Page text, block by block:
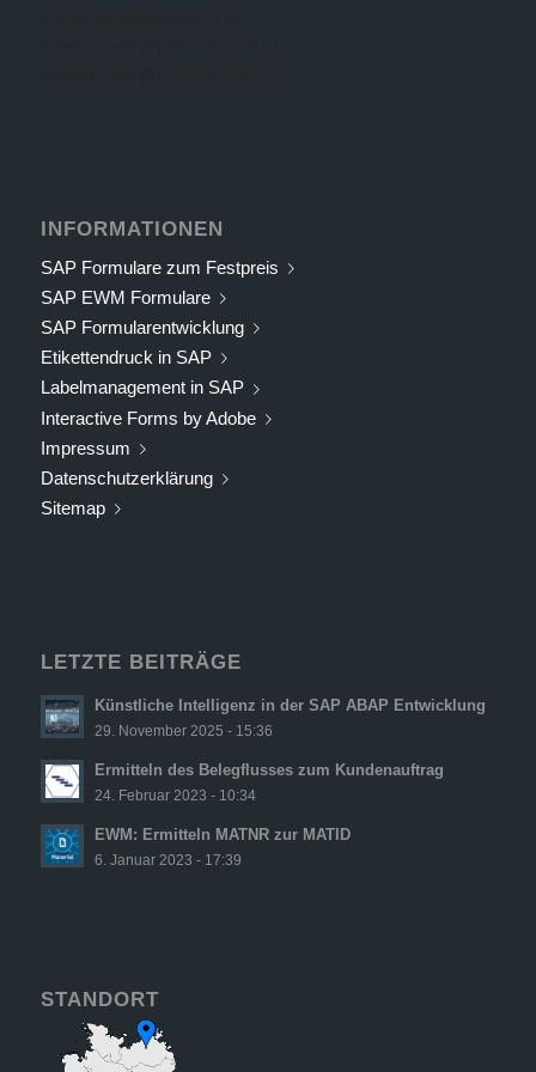
INFORMATIONEN
SAP Formulare zum Festpreis
SAP EWM Formulare
SAP Formularentwicklung
Etikettendruck in SAP
Labelmanagement in SAP
Interactive Forms by Adobe
Impressum
Datenschutzerklärung
Sitemap
LETZTE BEITRÄGE
Künstliche Intelligenz in der SAP ABAP Entwicklung
29. November 2025 - 15:36
Ermitteln des Belegflusses zum Kundenauftrag
24. Februar 2023 - 10:34
EWM: Ermitteln MATNR zur MATID
6. Januar 2023 - 17:39
STANDORT